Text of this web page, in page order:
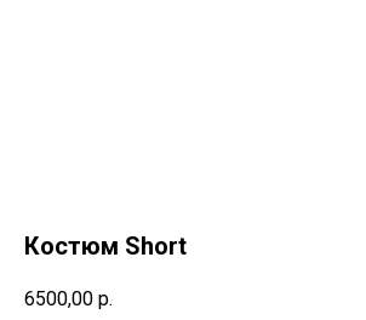
Костюм Short
6500,00 р.